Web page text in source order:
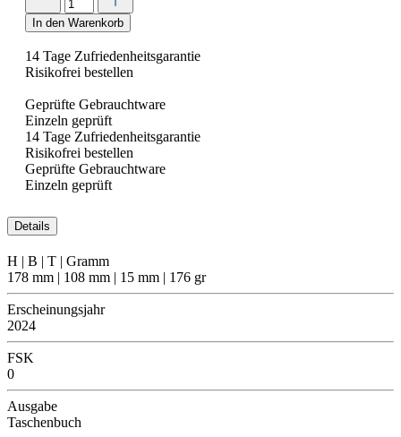
In den Warenkorb
14 Tage Zufriedenheitsgarantie
Risikofrei bestellen
Geprüfte Gebrauchtware
Einzeln geprüft
14 Tage Zufriedenheitsgarantie
Risikofrei bestellen
Geprüfte Gebrauchtware
Einzeln geprüft
Details
H | B | T | Gramm
178 mm | 108 mm | 15 mm | 176 gr
Erscheinungsjahr
2024
FSK
0
Ausgabe
Taschenbuch